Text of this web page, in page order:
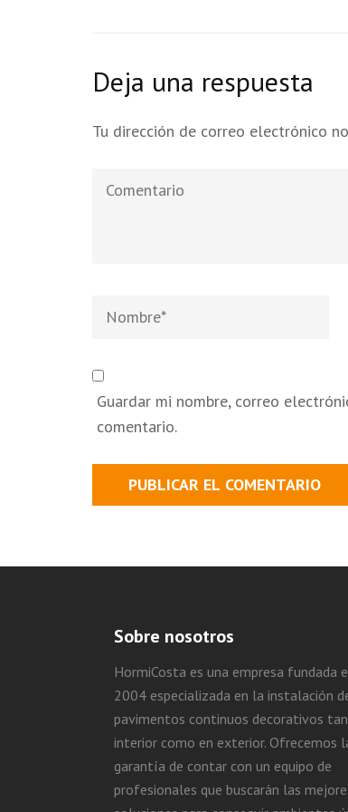
Deja una respuesta
Tu dirección de correo electrónico
Comentario
Nombre
Guardar mi nombre, correo
comentario.
Sobre nosotros
HormiCosta es una empresa fundada
2004 especializada en la instalación
pavimentos continuos decorativos
interior como en exterior. Ofrecemos
garantía de contar con un equipo de
profesionales que buscarán las